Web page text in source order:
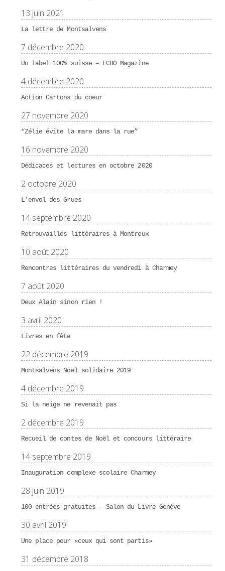
13 juin 2021
La lettre de Montsalvens
7 décembre 2020
Un label 100% suisse – ECHO Magazine
4 décembre 2020
Action Cartons du coeur
27 novembre 2020
“Zélie évite la mare dans la rue”
16 novembre 2020
Dédicaces et lectures en octobre 2020
2 octobre 2020
L’envol des Grues
14 septembre 2020
Retrouvailles littéraires à Montreux
10 août 2020
Rencontres littéraires du vendredi à Charmey
7 août 2020
Deux Alain sinon rien !
3 avril 2020
Livres en fête
22 décembre 2019
Montsalvens Noël solidaire 2019
4 décembre 2019
Si la neige ne revenait pas
2 décembre 2019
Recueil de contes de Noël et concours littéraire
14 septembre 2019
Inauguration complexe scolaire Charmey
28 juin 2019
100 entrées gratuites – Salon du Livre Genève
30 avril 2019
Une place pour «ceux qui sont partis»
31 décembre 2018